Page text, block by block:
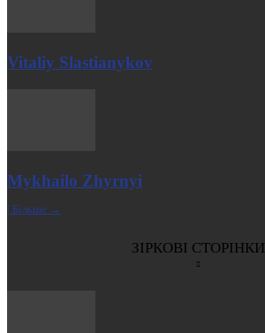
Vitaliy Slastianykov
Mykhailo Zhyrnyi
| Більше →
ЗІРКОВІ СТОРІНКИ